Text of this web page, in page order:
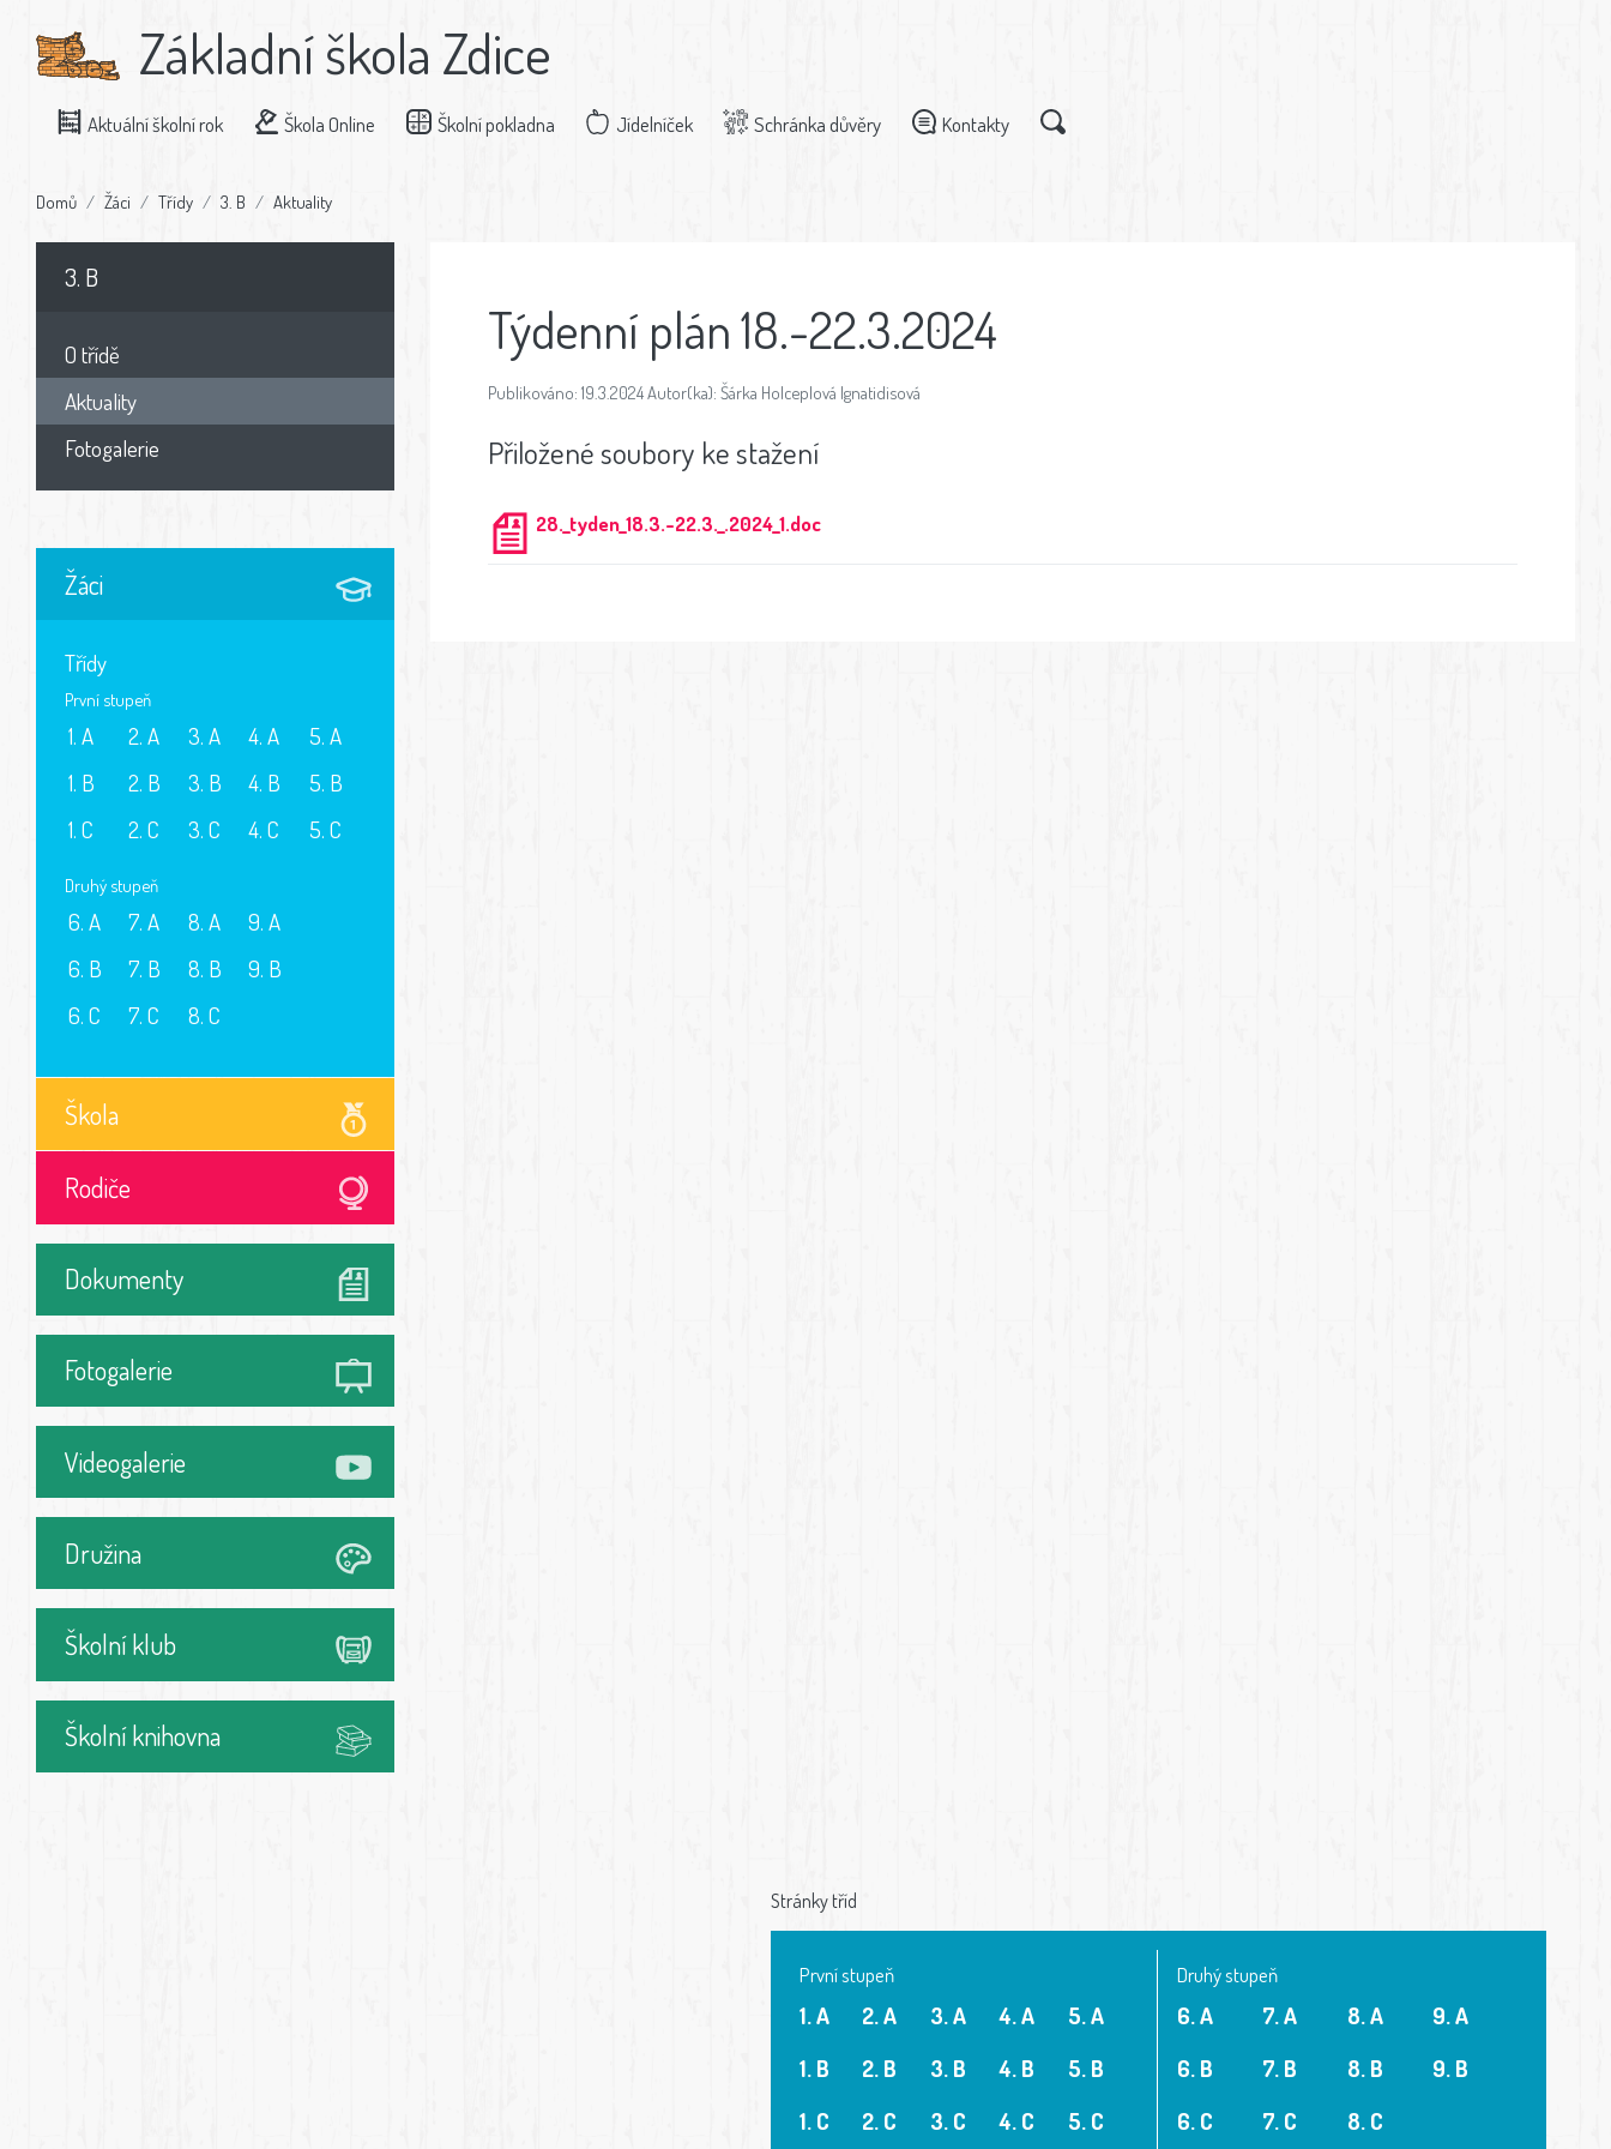
Základní škola Zdice
Aktuální školní rok Škola Online Školní pokladna Jídelníček Schránka důvěry Kontakty
Domů Žáci Třídy 3. B Aktuality
3. B
O třídě
Aktuality
Fotogalerie
Žáci
Třídy
První stupeň
1. A
1. B
1. C
2. A
2. B
2. C
3. A
3. B
3. C
4. A
4. B
4. C
5. A
5. B
5. C
Druhý stupeň
6. A
6. B
6. C
7. A
7. B
7. C
8. A
8. B
8. C
9. A
9. B
Škola
Rodiče
Dokumenty
Fotogalerie
Videogalerie
Družina
Školní klub
Školní knihovna
Týdenní plán 18.-22.3.2024
Publikováno: 19.3.2024 Autor(ka): Šárka Holceplová Ignatidisová
Přiložené soubory ke stažení
28._tyden_18.3.-22.3._.2024_1.doc
Stránky tříd
První stupeň
1. A
1. B
1. C
2. A
2. B
2. C
3. A
3. B
3. C
4. A
4. B
4. C
5. A
5. B
5. C
Druhý stupeň
6. A
6. B
6. C
7. A
7. B
7. C
8. A
8. B
8. C
9. A
9. B